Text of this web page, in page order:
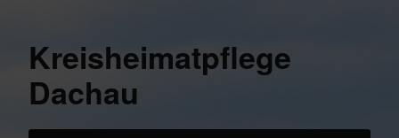
Kreisheimatpflege
Dachau